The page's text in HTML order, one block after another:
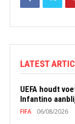
LATEST
UEFA houdt
Infantino
FIFA 06/08/2026